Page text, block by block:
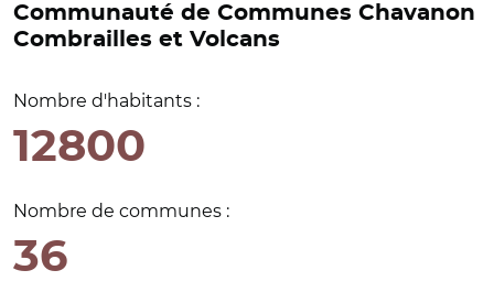
Communauté de Communes Chavanon
Combrailles et Volcans
Nombre d'habitants :
12800
Nombre de communes :
36